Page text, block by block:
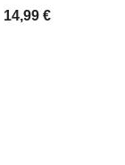
14,99 €